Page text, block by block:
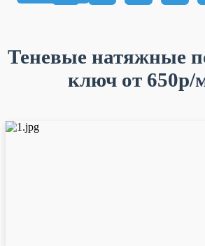
Теневые натяжные
ключ от 650р/